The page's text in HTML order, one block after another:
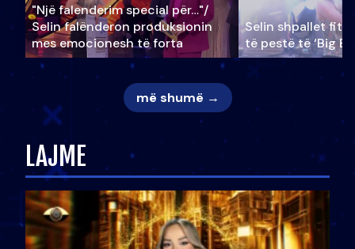
"Një falenderim special për…"/
Selin falënderon produksionin
mes emocionesh të forta
Selin shpallet
të pestë të ‘Big
më shumë →
LAJME